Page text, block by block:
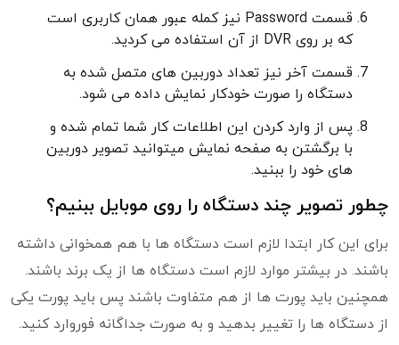
قسمت Password نیز کمله عبور همان کاربری است
که بر روی DVR از آن استفاده می کردید.
قسمت آخر نیز تعداد دوربین های متصل شده به
دستگاه را صورت خودکار نمایش داده می شود.
پس از وارد کردن این اطلاعات کار شما تمام شده و
با برگشتن به صفحه نمایش میتوانید تصویر دوربین
های خود را ببنید.
چطور تصویر چند دستگاه را روی موبایل ببنیم؟
برای این کار ابتدا لازم است دستگاه ها با هم همخوانی داشته
باشند. در بیشتر موارد لازم است دستگاه ها از یک برند باشند.
همچنین باید پورت ها از هم متفاوت باشند پس باید پورت یکی
از دستگاه ها را تغییر بدهید و به صورت جداگانه فوروارد کنید.